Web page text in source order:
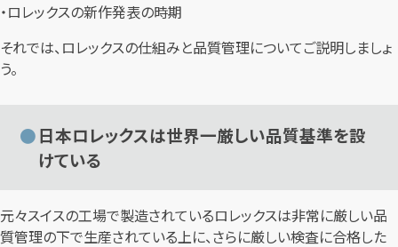
・ロレックスの新作発表の時期
それでは、ロレックスの仕組みと品質管理についてご説明しましょ
う。
日本ロレックスは世界一厳しい品質基準を設
けている
元々スイスの工場で製造されているロレックスは非常に厳しい品
質管理の下で生産されている上に、さらに厳しい検査に合格した